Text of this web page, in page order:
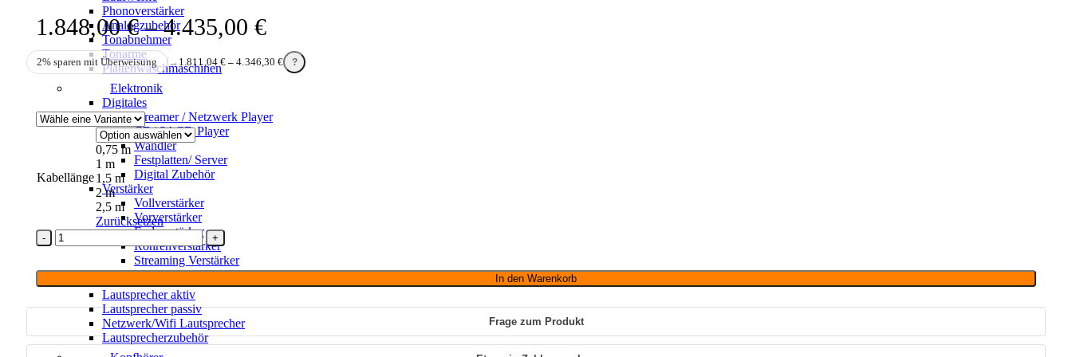
Phonoverstärker
Analogzubehör
Tonabnehmer
Tonarme
Plattenwaschmaschinen
Elektronik
Digitales
Streamer / Netzwerk Player
CD/ SACD Player
Wandler
Festplatten/ Server
Digital Zubehör
Verstärker
Vollverstärker
Vorverstärker
Endverstärker
Röhrenverstärker
Streaming Verstärker
Lautsprecher aktiv
Lautsprecher passiv
Netzwerk/Wifi Lautsprecher
Lautsprecherzubehör
1.848,00€ –4.435,00 €Preisspanne:
1.848,00 €
bis
2% sparen mit Überweisung → 1.811,04 € –4.346,30€ ?
Kabellänge
0,75 m
1 m
1,5 m
2 m
2,5 m
Zurücksetzen
Siltech
Classic
Kabel
Menge
In den Warenkorb
Frage zum Produkt